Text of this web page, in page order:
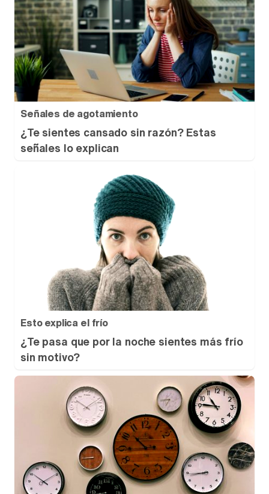
Señales de agotamiento
¿Te sientes cansado sin razón? Estas
señales lo explican
Esto explica el frío
¿Te pasa que por la noche sientes más frío
sin motivo?